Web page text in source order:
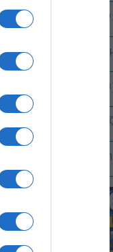
μετάλλιο η Ρούσσου
Κ20
Ένας
Τσιτσίγκος: Η
της
Οι δήμοι
να μην «μπαίνουν μέσα»
Ο δρόμος προς
οικονομία